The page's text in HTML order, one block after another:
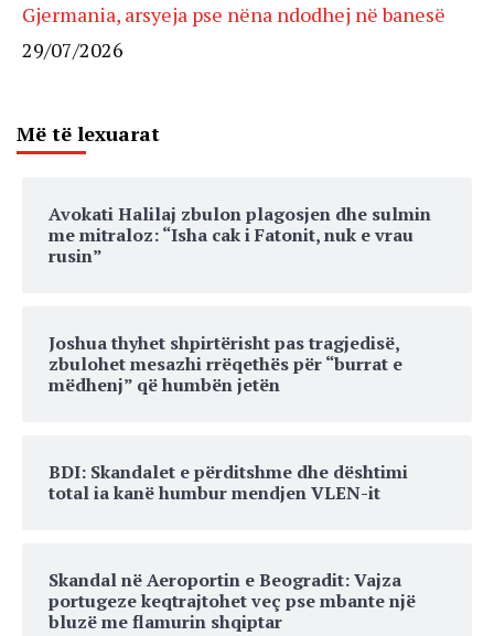
Gjermania, arsyeja pse nëna ndodhej në banesë
29/07/2026
Më të lexuarat
Avokati Halilaj zbulon plagosjen dhe sulmin
me mitraloz: “Isha cak i Fatonit, nuk e vrau
rusin”
Joshua thyhet shpirtërisht pas tragjedisë,
zbulohet mesazhi rrëqethës për “burrat e
mëdhenj” që humbën jetën
BDI: Skandalet e përditshme dhe dështimi
total ia kanë humbur mendjen VLEN-it
Skandal në Aeroportin e Beogradit: Vajza
portugeze keqtrajtohet veç pse mbante një
bluzë me flamurin shqiptar